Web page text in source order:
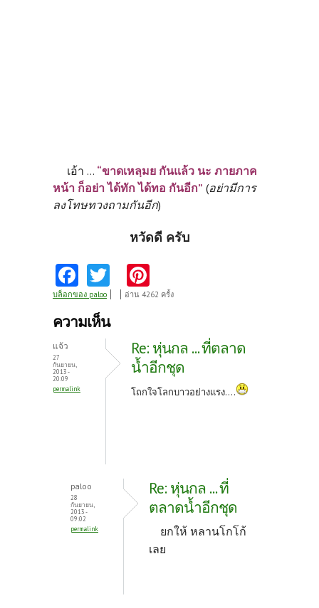
เอ้า ... “ขาดเหลฺมย กันแล้ว นะ ภายภาค
หน้า ก็อย่า ได้ทัก ได้ทอ กันอีก” (อย่ามีการ
ลงโทษทวงถามกันอีก)
หวัดดี ครับ
Fa
ce
b
k
w
itt
nt
es
t
บล็อกของ paloo อ่าน 4262 ครั้ง
ความเห็น
แจ้ว
27
กันยายน,
2013 -
20:09
permalink
Re: หุ่นกล ... ที่ตลาด
น้ำอีกชุด
โถกใจโลกบาวอย่างแรง....
paloo
28
กันยายน,
2013 -
09:02
permalink
Re: หุ่นกล ... ที่
ตลาดน้ำอีกชุด
ยกให้ หลานโกโก้
เลย